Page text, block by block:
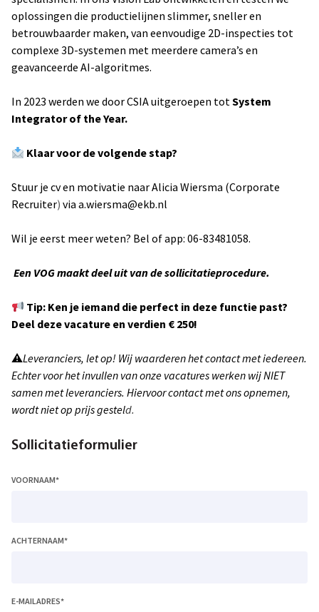
oplossingen die productielijnen slimmer, sneller en
betrouwbaarder maken, van eenvoudige 2D-inspecties tot
complexe 3D-systemen met meerdere camera’s en
geavanceerde AI-algoritmes.
In 2023 werden we door CSIA uitgeroepen totSystem
Integrator of the Year.
Klaar voor de volgende stap?
Stuur je cv en motivatie naar Alicia Wiersma (Corporate
Recruiter) via a.wiersma@ekb.nl
Wil je eerst meer weten? Bel of app: 06-83481058.
Een VOG maakt deel uit van de sollicitatieprocedure.
Tip: Ken je iemand die perfect in deze functie past?
Deel deze vacature en verdien € 250!
⚠Leveranciers, let op! Wij waarderen het contact met iedereen.
Echter voor het invullen van onze vacatures werken wij NIET
samen met leveranciers. Hiervoor contact met ons opnemen,
wordt niet op prijs gesteld.
Sollicitatieformulier
VOORNAAM*
ACHTERNAAM*
E-MAILADRES*